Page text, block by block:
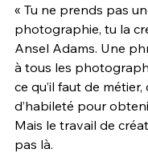
« Tu ne prends pas
photographie, tu la
Ansel Adams. Une
à tous les
ce qu’il faut de
d’habileté pour
Mais le travail de
pas là.